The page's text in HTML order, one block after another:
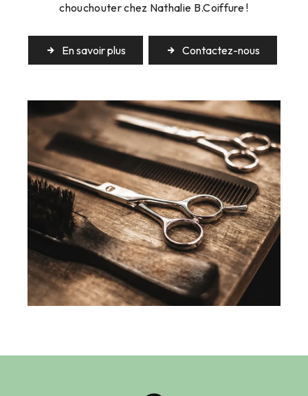
chouchouter chez Nathalie B.Coiffure !
En savoir plus Contactez-nous